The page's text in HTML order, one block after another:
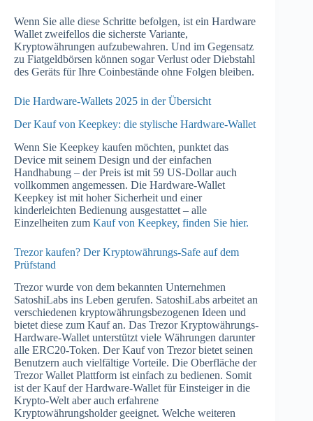
Wenn Sie alle diese Schritte befolgen, ist ein Hardware
Wallet zweifellos die sicherste Variante,
Kryptowährungen aufzubewahren. Und im Gegensatz
zu Fiatgeldbörsen können sogar Verlust oder Diebstahl
des Geräts für Ihre Coinbestände ohne Folgen bleiben.
Die Hardware-Wallets 2025 in der Übersicht
Der Kauf von Keepkey: die stylische Hardware-Wallet
Wenn Sie Keepkey kaufen möchten, punktet das
Device mit seinem Design und der einfachen
Handhabung – der Preis ist mit 59 US-Dollar auch
vollkommen angemessen. Die Hardware-Wallet
Keepkey ist mit hoher Sicherheit und einer
kinderleichten Bedienung ausgestattet – alle
Einzelheiten zum Kauf von Keepkey, finden Sie hier.
Trezor kaufen? Der Kryptowährungs-Safe auf dem
Prüfstand
Trezor wurde von dem bekannten Unternehmen
SatoshiLabs ins Leben gerufen. SatoshiLabs arbeitet an
verschiedenen kryptowährungsbezogenen Ideen und
bietet diese zum Kauf an. Das Trezor Kryptowährungs-
Hardware-Wallet unterstützt viele Währungen darunter
alle ERC20-Token. Der Kauf von Trezor bietet seinen
Benutzern auch vielfältige Vorteile. Die Oberfläche der
Trezor Wallet Plattform ist einfach zu bedienen. Somit
ist der Kauf der Hardware-Wallet für Einsteiger in die
Krypto-Welt aber auch erfahrene
Kryptowährungsholder geeignet. Welche weiteren